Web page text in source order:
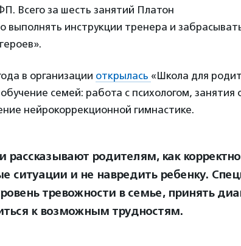
Всего за шесть занятий Платон
выполнять инструкции тренера и
в организации открылась «Школа для
семей: работа с психологом, занятия
нейрокоррекционной гимнастике.
рассказывают родителям, как
ситуации и не навредить ребенку.
тревожности в семье, принять
к возможным трудностям.